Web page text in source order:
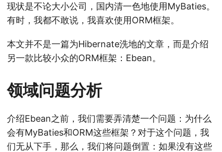
现状是不论大小公司，国内清一色地使用MyBaties。
有时，我都不敢说，我喜欢使用ORM框架。
本文并不是一篇为Hibernate洗地的文章，而是介绍
另一款比较小众的ORM框架：Ebean。
领域问题分析
介绍Ebean之前，我们需要弄清楚一个问题：为什么
会有MyBaties和ORM这些框架？对于这个问题，我
们无从下手，那么，我们将问题倒置：如果没有这些